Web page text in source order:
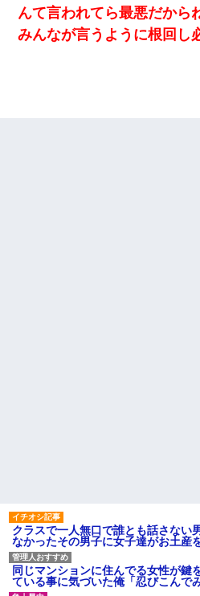
13歳娘が元嫁のところから逃げてき
からない
9月に付き合い始めたけどこの、こ
別れた。その元彼が交通事故で重
医者「糖尿病で余命1年です」 ワイ
食べる量増やすわｗ」→結果ｗｗｗ
んて言われてら最悪だから
みんなが言うように根回し
クラスで一人無口で誰とも話さな
なかったその男子に女子達がお土産
同じマンションに住んでる女性が鍵
ている事に気づいた俺「忍びこんで